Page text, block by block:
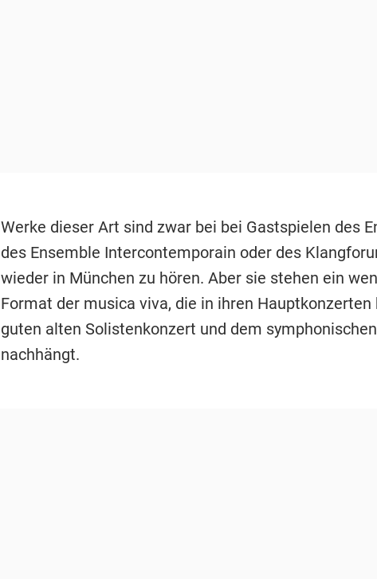
Werke dieser Art sind zwar bei bei Gastspielen des
des Ensemble Intercontemporain oder des
wieder in München zu hören. Aber sie stehen ein
Format der musica viva, die in ihren
guten alten Solistenkonzert und dem
nachhängt.